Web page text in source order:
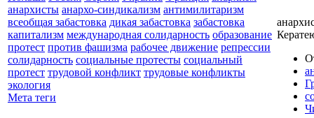
анархисты анархо-синдикализм антимилитаризм
всеобщая забастовка дикая забастовка забастовка
капитализм международная солидарность образование
протест против фашизма рабочее движение репрессии
солидарность социальные протесты социальный
протест трудовой конфликт трудовые конфликты
экология
Мета теги